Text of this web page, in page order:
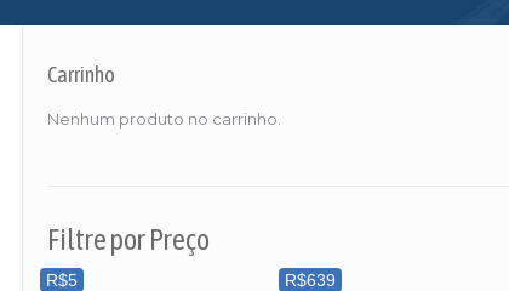
Carrinho
Nenhum produto no carrinho.
Filtre por Preço
R$5 R$639